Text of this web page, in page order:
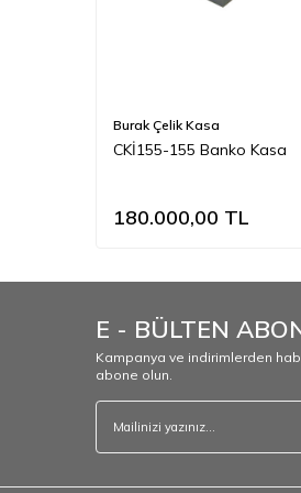
Burak Çelik Kasa
CKİ155-155 Banko Kasa
180.000,00 TL
E - BÜLTEN
Kampanya ve indirimlerden
abone olun.